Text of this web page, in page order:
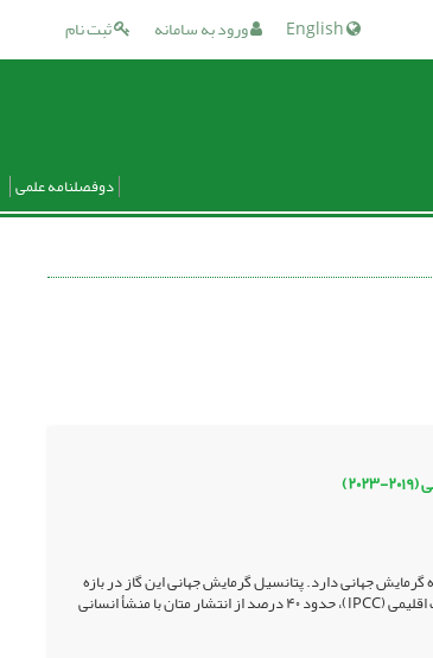
ثبت نام ورود به سامانه
دوفصلنامه علمی
جهانی دارد. پتانسیل گرمایش جهانی این گاز در بازه
زمانی صدساله، حدود ۲۸ برابر بیشتر از دی‌اکسید کربن برآورد شده است. بر اساس گزارش‌های هیئت بین‌دولتی تغییرات اقلیمی (IPCC)، حدود ۴۰ درصد از انتشار متان با منشأ انسانی